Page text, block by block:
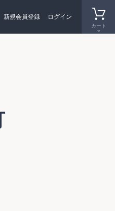
カート
新規会員登録 ログイン